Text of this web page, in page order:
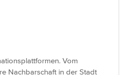
Vom
Nachbarschaft in der Stadt